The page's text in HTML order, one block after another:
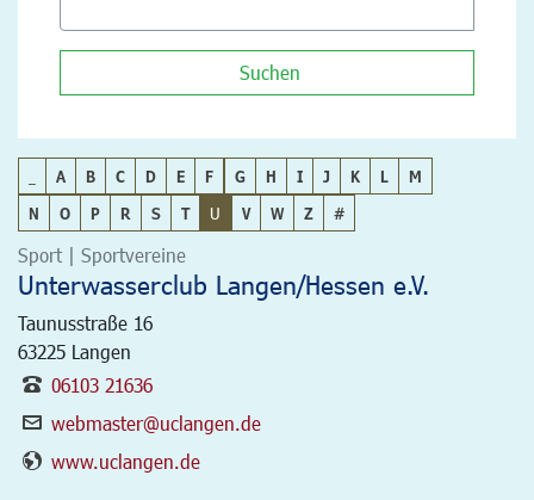
Suchen
A B C D E F G H I J K L
M
N
O P R S T U V W Z #
Sport | Sportvereine
Unterwasserclub Langen/Hessen e.V.
Taunusstraße 16
63225 Langen
06103 21636
webmaster@uclangen.de
www.uclangen.de